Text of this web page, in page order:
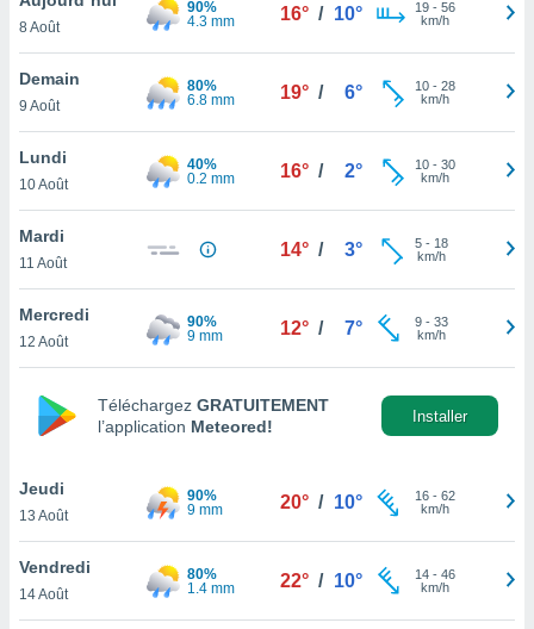
et
»,
au
vous
qu'ils
ou
le
ainsi
un
la
du
8 Août
90%
4.3 mm
16° / 10° 19- 56
km/h
Demain
9 Août
80%
6.8 mm
19° / 6° 10- 28
km/h
Lundi
10 Août
40%
0.2 mm
16° / 2° 10- 30
km/h
Mardi
11 Août
14° / 3° 5- 18
km/h
Mercredi
12 Août
90%
9 mm
12° / 7° 9- 33
km/h
Téléchargez GRATUITEMENT
l’application Meteored!
Installer
Jeudi
13 Août
90%
9 mm
20° / 10° 16- 62
km/h
Vendredi
14 Août
80%
1.4 mm
22° / 10° 14- 46
km/h